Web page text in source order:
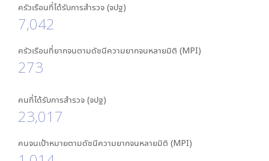
ครัวเรือนที่ได้รับการสำรวจ (จปฐ)
7,042
ครัวเรือนที่ยากจนตามดัชนีความยากจนหลายมิติ (MPI)
273
คนที่ได้รับการสำรวจ (จปฐ)
23,017
คนจนเป้าหมายตามดัชนีความยากจนหลายมิติ (MPI)